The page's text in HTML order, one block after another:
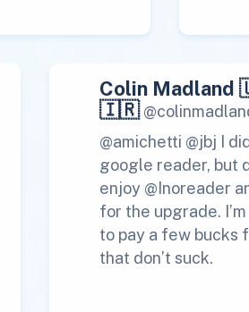
Colin
🇮🇷
@amichetti @jbj I
google reader, but
enjoy @Inoreader
for the upgrade.
to pay a few bucks
that don’t suck.